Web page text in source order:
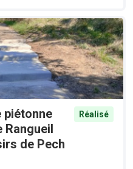
piétonne
Rangueil
de Pech
Réalisé